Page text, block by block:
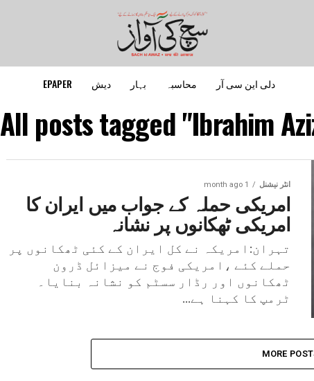
دلی این سی آر محاسبہ بہار دیش EPAPER
All posts tagged "Ibrahim
انٹر نیشنل 1 month ago
امریکی حملہ کے جواب میں ایران کا
امریکی ٹھکانوں پر نشانہ
تہران:امریکہ نے کل ایران کے کئی ٹھکانوں پر
حملے کئے ،امریکی فوج نے میزائل ڈرون
ٹھکانوں اور رڈار سسٹم کو نشانہ بنایا۔
ٹرمپ کا کہنا ہے...
MORE